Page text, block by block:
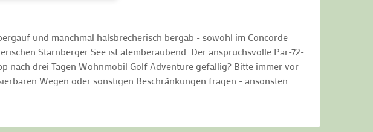
und manchmal halsbrecherisch bergab - sowohl im Concorde
Starnberger See ist atemberaubend. Der anspruchsvolle Par-72-
nach drei Tagen Wohnmobil Golf Adventure gefällig? Bitte immer vor
Wegen oder sonstigen Beschränkungen fragen - ansonsten